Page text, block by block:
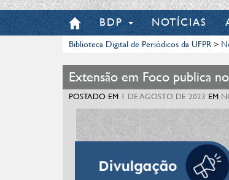
BDP NOTÍCIAS
Biblioteca Digital de Periódicos da UFPR>
Extensão em Foco publica
POSTADO EM 1 DE AGOSTO DE 2023 EM